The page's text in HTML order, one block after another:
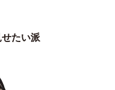
せたい派